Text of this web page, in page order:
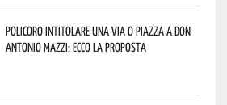
Policoro intitolare una via o piazza a don
Antonio Mazzi: ecco la proposta